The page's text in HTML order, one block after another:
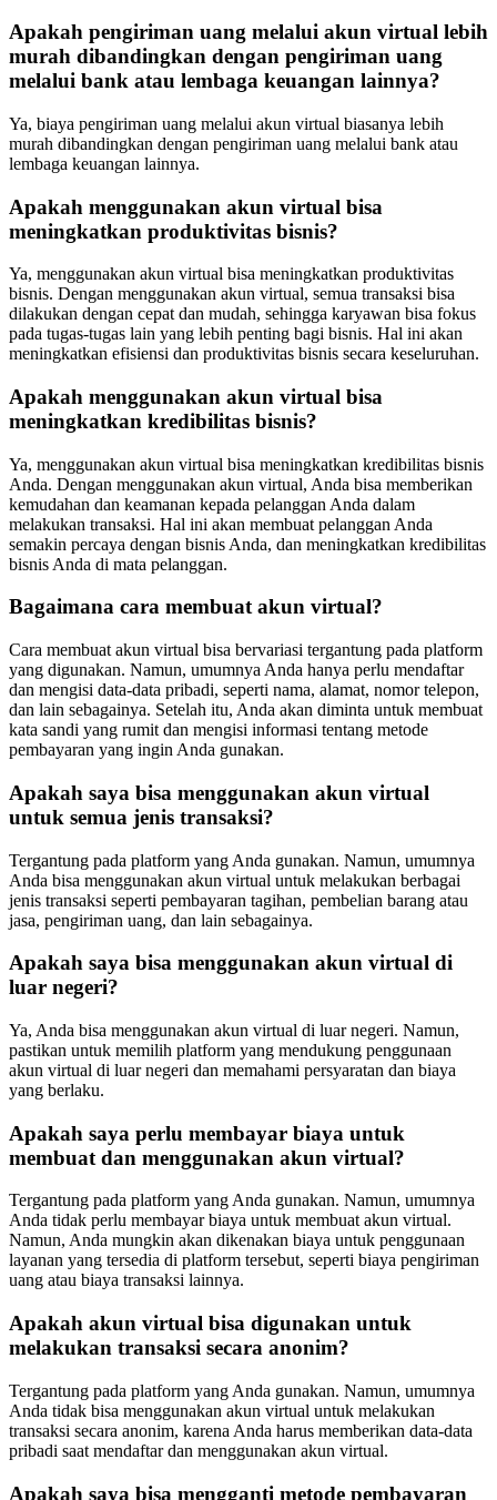
Apakah pengiriman uang melalui akun virtual lebih
murah dibandingkan dengan pengiriman uang
melalui bank atau lembaga keuangan lainnya?
Ya, biaya pengiriman uang melalui akun virtual biasanya lebih
murah dibandingkan dengan pengiriman uang melalui bank atau
lembaga keuangan lainnya.
Apakah menggunakan akun virtual bisa
meningkatkan produktivitas bisnis?
Ya, menggunakan akun virtual bisa meningkatkan produktivitas
bisnis. Dengan menggunakan akun virtual, semua transaksi bisa
dilakukan dengan cepat dan mudah, sehingga karyawan bisa fokus
pada tugas-tugas lain yang lebih penting bagi bisnis. Hal ini akan
meningkatkan efisiensi dan produktivitas bisnis secara keseluruhan.
Apakah menggunakan akun virtual bisa
meningkatkan kredibilitas bisnis?
Ya, menggunakan akun virtual bisa meningkatkan kredibilitas bisnis
Anda. Dengan menggunakan akun virtual, Anda bisa memberikan
kemudahan dan keamanan kepada pelanggan Anda dalam
melakukan transaksi. Hal ini akan membuat pelanggan Anda
semakin percaya dengan bisnis Anda, dan meningkatkan kredibilitas
bisnis Anda di mata pelanggan.
Bagaimana cara membuat akun virtual?
Cara membuat akun virtual bisa bervariasi tergantung pada platform
yang digunakan. Namun, umumnya Anda hanya perlu mendaftar
dan mengisi data-data pribadi, seperti nama, alamat, nomor telepon,
dan lain sebagainya. Setelah itu, Anda akan diminta untuk membuat
kata sandi yang rumit dan mengisi informasi tentang metode
pembayaran yang ingin Anda gunakan.
Apakah saya bisa menggunakan akun virtual
untuk semua jenis transaksi?
Tergantung pada platform yang Anda gunakan. Namun, umumnya
Anda bisa menggunakan akun virtual untuk melakukan berbagai
jenis transaksi seperti pembayaran tagihan, pembelian barang atau
jasa, pengiriman uang, dan lain sebagainya.
Apakah saya bisa menggunakan akun virtual di
luar negeri?
Ya, Anda bisa menggunakan akun virtual di luar negeri. Namun,
pastikan untuk memilih platform yang mendukung penggunaan
akun virtual di luar negeri dan memahami persyaratan dan biaya
yang berlaku.
Apakah saya perlu membayar biaya untuk
membuat dan menggunakan akun virtual?
Tergantung pada platform yang Anda gunakan. Namun, umumnya
Anda tidak perlu membayar biaya untuk membuat akun virtual.
Namun, Anda mungkin akan dikenakan biaya untuk penggunaan
layanan yang tersedia di platform tersebut, seperti biaya pengiriman
uang atau biaya transaksi lainnya.
Apakah akun virtual bisa digunakan untuk
melakukan transaksi secara anonim?
Tergantung pada platform yang Anda gunakan. Namun, umumnya
Anda tidak bisa menggunakan akun virtual untuk melakukan
transaksi secara anonim, karena Anda harus memberikan data-data
pribadi saat mendaftar dan menggunakan akun virtual.
Apakah saya bisa mengganti metode pembayaran